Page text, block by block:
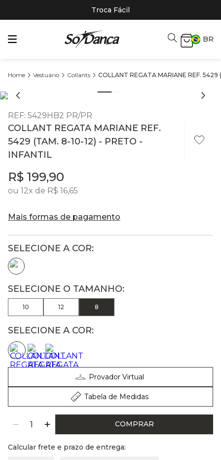
Troca Fácil
BR
Vestuário Collants COLLANT REGATA MARIANE REF.
REF: 5429HB2 PR/PR
COLLANT REGATA MARIANE REF.
5429 (TAM. 8-10-12) - PRETO -
INFANTIL
R$ 199,90
ou 12x de R$ 16,65
Mais formas de pagamento
10 12 8
SELECIONE A COR:
Provador Virtual
Tabela de Medidas
COMPRAR
Calcular frete e prazo de entrega: